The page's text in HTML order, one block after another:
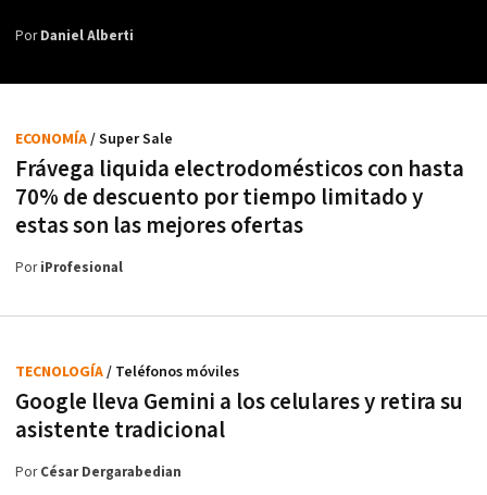
PorDaniel Alberti
Frávega liquida electrodomésticos con hasta
70% de descuento por tiempo limitado y
estas son las mejores ofertas
ECONOMÍA/ Super Sale
PoriProfesional
Google lleva Gemini a los celulares y retira su
asistente tradicional
TECNOLOGÍA/ Teléfonos móviles
PorCésar Dergarabedian